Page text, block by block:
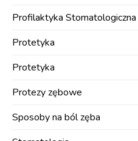
Profilaktyka Stomatologiczna
Protetyka
Protetyka
Protezy zębowe
Sposoby na ból zęba